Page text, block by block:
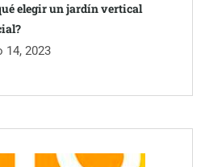
Bar: una experiencia desde
con cocina abierta
elegir un jardín vertical
14, 2023